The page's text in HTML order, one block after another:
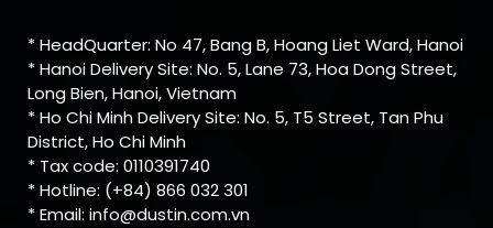
* HeadQuarter: No 47, Bang B, Hoang Liet Ward, Hanoi
* Hanoi Delivery Site: No. 5, Lane 73, Hoa Dong Street,
Long Bien, Hanoi, Vietnam
* Ho Chi Minh Delivery Site: No. 5, T5 Street, Tan Phu
District, Ho Chi Minh
* Tax code: 0110391740
* Hotline: (+84) 866 032 301
* Email: info@dustin.com.vn